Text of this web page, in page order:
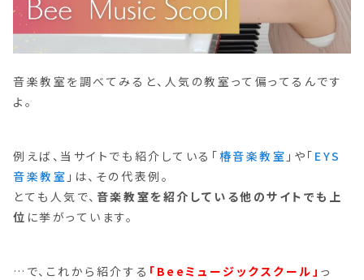
音楽教室を調べてみると、人気の教室って偏ってるんです
よ。
例えば、当サイトでも紹介している「椿音楽教室 」や「 EYS
音楽教室 」は、その代表例。
とても人気で、 音楽教室を紹介している他のサイトでも上
位 に挙がっています。
…で、これから紹介する 「Beeミュージックスクール」 っ